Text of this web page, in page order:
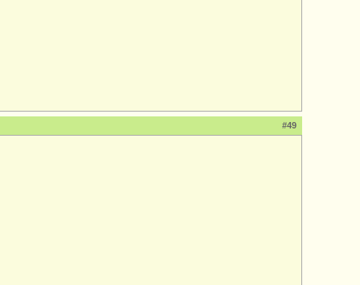
#49